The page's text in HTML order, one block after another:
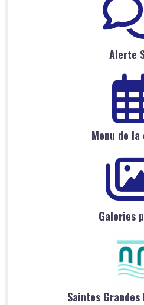
Alerte
Menu de
Galeries
Saintes